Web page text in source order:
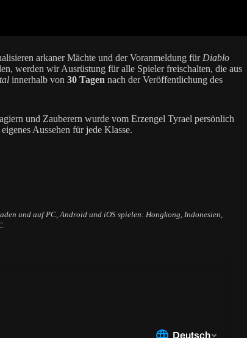
arkaner Mächte und der Voranmeldung für Diablo
werden wir Ausrüstung für alle Spieler freischalten, die aus
innerhalb von 30 Tagen nach der Veröffentlichung des
und Zauberern wurde vom Erzengel Tyrael persönlich
Aussehen für jede Klasse.
und auf PC, Android und iOS spielen: Hongkong, Indonesien,